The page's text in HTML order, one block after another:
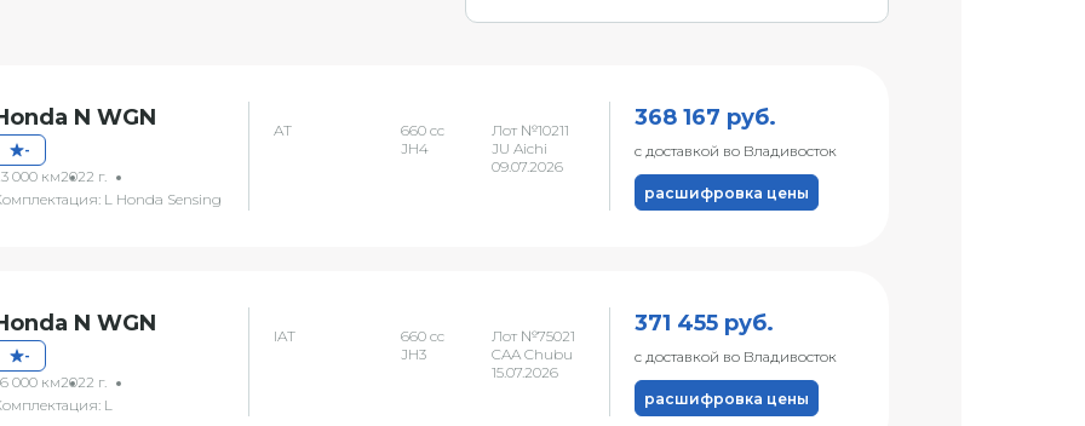
N WGN
-
000 км2022 г.
L Honda Sensing
AT
660 сс
JH4
Лот №10211
JU Aichi
09.07.2026
368 167 руб.
с доставкой во Владивосток
расшифровка цены
N WGN
-
000 км2022 г.
L
IAT
660 сс
JH3
Лот №75021
CAA Chubu
15.07.2026
371 455 руб.
с доставкой во Владивосток
расшифровка цены